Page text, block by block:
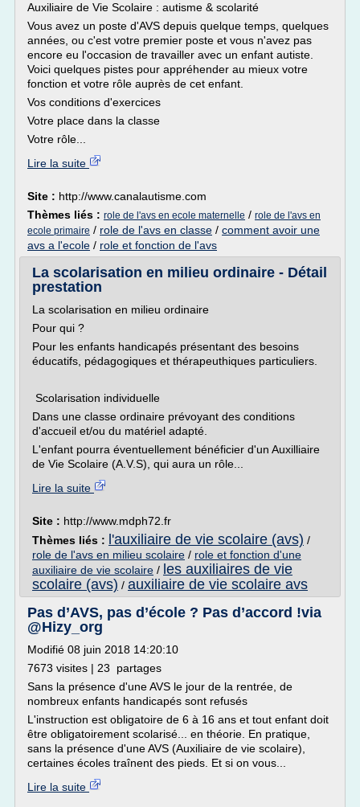
Auxiliaire de Vie Scolaire : autisme & scolarité
Vous avez un poste d'AVS depuis quelque temps, quelques
années, ou c'est votre premier poste et vous n'avez pas
encore eu l'occasion de travailler avec un enfant autiste.
Voici quelques pistes pour appréhender au mieux votre
fonction et votre rôle auprès de cet enfant.
Vos conditions d'exercices
Votre place dans la classe
Votre rôle...
Lire la suite
Site : http://www.canalautisme.com
Thèmes liés : role de l'avs en ecole maternelle / role de l'avs en
ecole primaire / role de l'avs en classe / comment avoir une
avs a l'ecole / role et fonction de l'avs
La scolarisation en milieu ordinaire - Détail
prestation
La scolarisation en milieu ordinaire
Pour qui ?
Pour les enfants handicapés présentant des besoins
éducatifs, pédagogiques et thérapeuthiques particuliers.
Scolarisation individuelle
Dans une classe ordinaire prévoyant des conditions
d'accueil et/ou du matériel adapté.
L'enfant pourra éventuellement bénéficier d'un Auxilliaire
de Vie Scolaire (A.V.S), qui aura un rôle...
Lire la suite
Site : http://www.mdph72.fr
Thèmes liés :
l'auxiliaire de vie scolaire (avs) /
role de l'avs en milieu scolaire / role et fonction d'une
auxiliaire de vie scolaire / les auxiliaires de vie
scolaire (avs) / auxiliaire de vie scolaire avs
Pas d’AVS, pas d’école ? Pas d’accord !via
@Hizy_org
Modifié 08 juin 2018 14:20:10
7673 visites | 23 partages
Sans la présence d'une AVS le jour de la rentrée, de
nombreux enfants handicapés sont refusés
L'instruction est obligatoire de 6 à 16 ans et tout enfant doit
être obligatoirement scolarisé... en théorie. En pratique,
sans la présence d'une AVS (Auxiliaire de vie scolaire),
certaines écoles traînent des pieds. Et si on vous...
Lire la suite